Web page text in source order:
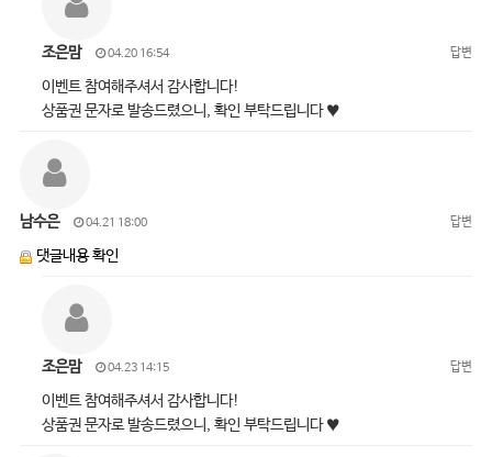
조은맘 04.20 16:54 답변
이벤트 참여해주셔서 감사합니다!
상품권 문자로 발송드렸으니, 확인 부탁드립니다 ♥
남수은 04.21 18:00 답변
댓글내용 확인
조은맘 04.23 14:15 답변
이벤트 참여해주셔서 감사합니다!
상품권 문자로 발송드렸으니, 확인 부탁드립니다 ♥